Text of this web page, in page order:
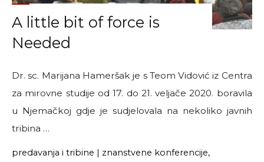
novom
pravednošću"
A little bit of force is
Needed
Dr. sc. Marijana Hameršak je s Teom Vidović iz Centra
za mirovne studije od 17. do 21. veljače 2020. boravila
u Njemačkoj gdje je sudjelovala na nekoliko javnih
tribina …
predavanja i tribine | znanstvene konferencije,